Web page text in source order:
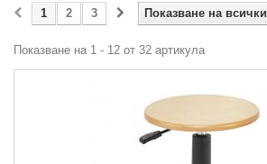
Показване на всички
1 2 3
Показване на 1 - 12 от 32 артикула